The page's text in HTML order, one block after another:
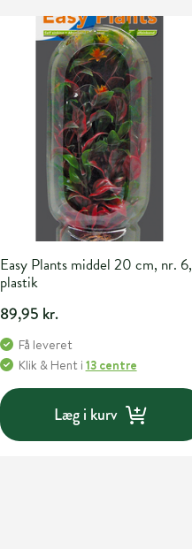
Easy Plants middel 20 cm, nr. 6,
plastik
89,95 kr.
Få leveret
Klik & Hent i 13 centre
Læg i kurv